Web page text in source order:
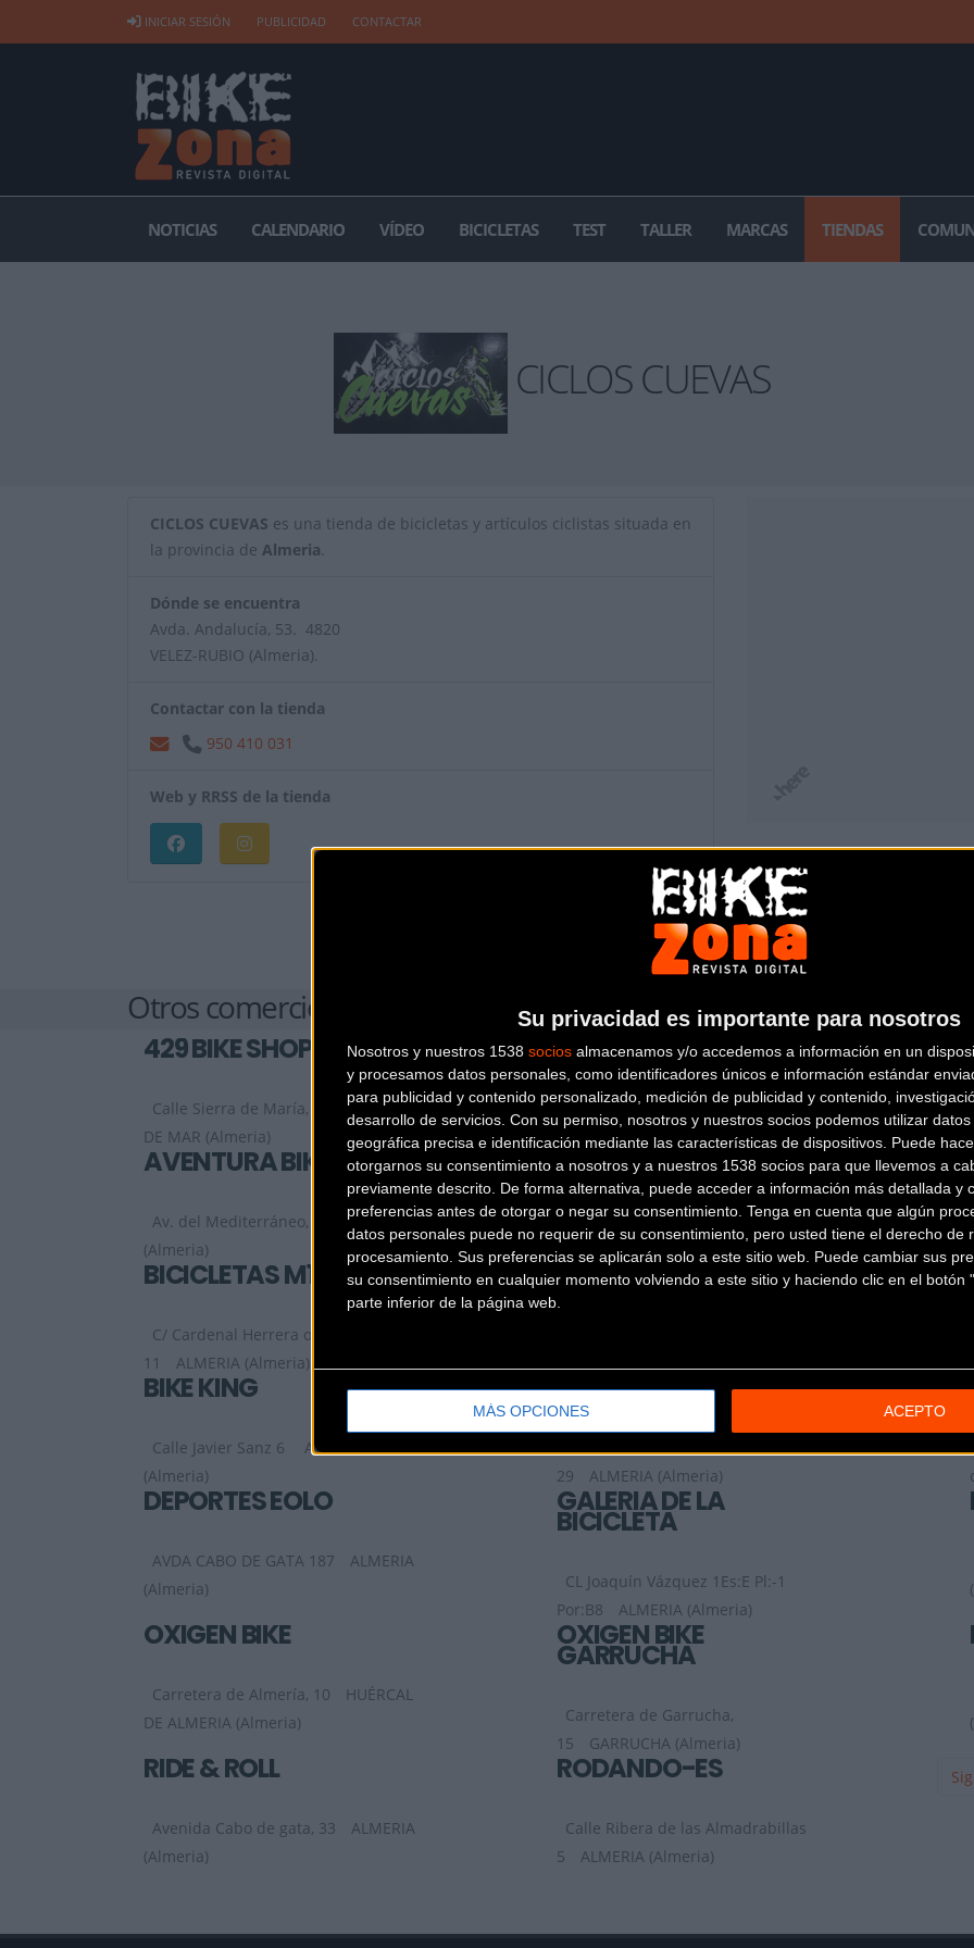
Su privacidad es importante para nosotros
Nosotros y nuestros 1538 socios almacenamos y/o accedemos a información en un
y procesamos datos personales, como identificadores únicos e información estándar
para publicidad y contenido personalizado, medición de publicidad y contenido,
desarrollo de servicios. Con su permiso, nosotros y nuestros socios podemos utilizar
geográfica precisa e identificación mediante las características de dispositivos. Puede
otorgarnos su consentimiento a nosotros y a nuestros 1538 socios para que llevemos a
previamente descrito. De forma alternativa, puede acceder a información más detallada y
preferencias antes de otorgar o negar su consentimiento. Tenga en cuenta que algún
datos personales puede no requerir de su consentimiento, pero usted tiene el derecho de
procesamiento. Sus preferencias se aplicarán solo a este sitio web. Puede cambiar sus
su consentimiento en cualquier momento volviendo a este sitio y haciendo clic en el botón
parte inferior de la página web.
MÁS OPCIONES ACEPTO
INICIAR SESIÓN PUBLICIDAD CONTACTAR
NOTICIAS CALENDARIO VÍDEO BICICLETAS TEST TALLER MARCAS TIENDAS
CICLOS CUEVAS
CICLOS CUEVAS es una tienda de bicicletas y artículos ciclistas situada en
la provincia de Almeria.
Dónde se encuentra
Avda. Andalucía, 53. 4820
VELEZ-RUBIO (Almeria).
Contactar con la tienda
950 410 031
Web y RRSS de la tienda
¿Eres el propietario de esta tienda? Descubre cómo hacerte tienda Premium para
Otros comercios
429 BIKE SHOP
Calle Sierra de María, 5
ROQUETAS
DE MAR (Almeria)
A PEDALES ALMERIMAR
Calle del faro, 32
ALMERIMAR
(Almeria)
AVENTURA BIKE
Av. del Mediterráneo, 222
ALMERIA
(Almeria)
BICICLETAS ALMERIA
Avenida Blas Infante Nº69
ALMERIA
(Almeria)
BICICLETAS M1
C/ Cardenal Herrera oria Nº
11
ALMERIA (Almeria)
BICICLETAS MR
BIKE KING
Calle Javier Sanz 6
ALMERIA
(Almeria)
BIKESTORE ALMERIA
C/ Nuestra Señora de Araceli,
29
ALMERIA (Almeria)
DEPORTES EOLO
AVDA CABO DE GATA 187
ALMERIA
(Almeria)
GALERIA DE LA
BICICLETA
CL Joaquín Vázquez 1Es:E Pl:-1
Por:B8
ALMERIA (Almeria)
OXIGEN BIKE
Carretera de Almería, 10
HUÉRCAL
DE ALMERIA (Almeria)
OXIGEN BIKE
GARRUCHA
Carretera de Garrucha,
15
GARRUCHA (Almeria)
RIDE & ROLL
Avenida Cabo de gata, 33
ALMERIA
(Almeria)
RODANDO-ES
Calle Ribera de las Almadrabillas
5
ALMERIA (Almeria)